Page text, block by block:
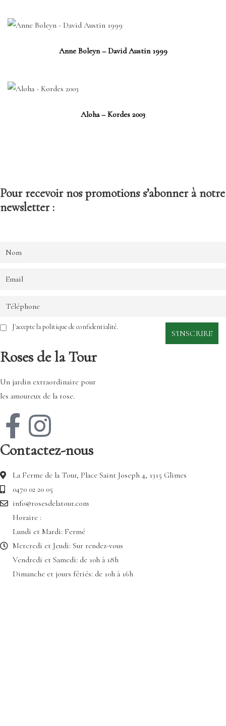
Anne Boleyn – David Austin 1999
Aloha – Kordes 2003
Pour recevoir nos promotions s’abonner à notre
newsletter :
J'accepte la politique de confidentialité.
Roses de la Tour
Un jardin extraordinaire pour
les amoureux de la rose.
Contactez-nous
La Ferme de la Tour, Place Saint Joseph 4, 1315 Glimes
0470 02 20 05
info@rosesdelatour.com
Horaire :
Lundi et Mardi: Fermé
Mercredi et Jeudi: Sur rendez-vous
Vendredi et Samedi: de 10h à 18h
Dimanche et jours fériés: de 10h à 16h